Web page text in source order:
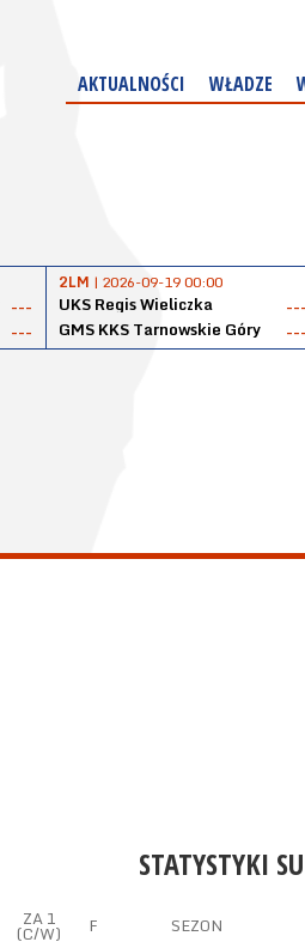
AKTUALNOŚCI WŁADZE
---
---
2LM | 2026-09-19 00:00
UKS Regis Wieliczka
---
GMS KKS Tarnowskie Góry
---
STATYSTYKI
SEZON
ZA 1
(C/W) F